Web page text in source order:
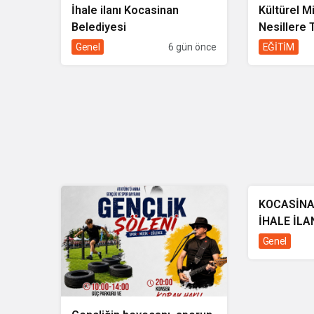
İhale ilanı Kocasinan
Belediyesi
Genel 6 gün önce
Kültürel
Nesillere
Toplumun
EĞİTİM
Genel